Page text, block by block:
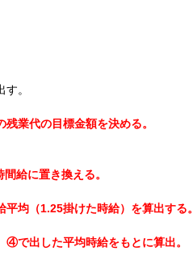
。
業代の目標金額を決める。
給に置き換える。
均（1.25掛けた時給）を算出する。
で出した平均時給をもとに算出。